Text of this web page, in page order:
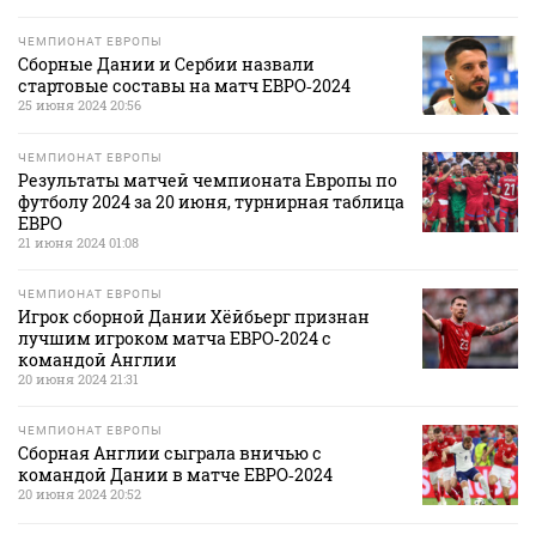
ЧЕМПИОНАТ ЕВРОПЫ
Сборные Дании и Сербии назвали
стартовые составы на матч ЕВРО‑2024
25 июня 2024 20:56
ЧЕМПИОНАТ ЕВРОПЫ
Результаты матчей чемпионата Европы по
футболу 2024 за 20 июня, турнирная таблица
ЕВРО
21 июня 2024 01:08
ЧЕМПИОНАТ ЕВРОПЫ
Игрок сборной Дании Хёйбьерг признан
лучшим игроком матча ЕВРО‑2024 с
командой Англии
20 июня 2024 21:31
ЧЕМПИОНАТ ЕВРОПЫ
Сборная Англии сыграла вничью с
командой Дании в матче ЕВРО‑2024
20 июня 2024 20:52